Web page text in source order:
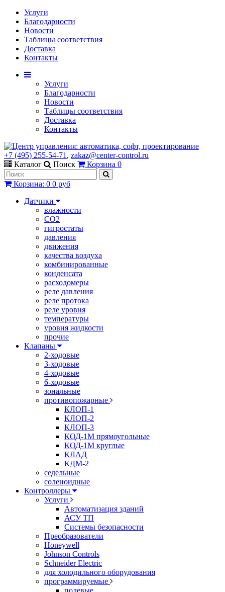
Услуги
Благодарности
Новости
Таблицы соответствия
Доставка
Контакты
Услуги
Благодарности
Новости
Таблицы соответствия
Доставка
Контакты
+7 (495) 255-54-71 , zakaz@center-control.ru
Каталог
Поиск Корзина 0
Корзина: 0 0 руб
Датчики
влажности
CO2
гигростаты
давления
движения
качества воздуха
комбинированные
конденсата
расходомеры
реле давления
реле протока
реле уровня
температуры
уровня жидкости
прочие
Клапаны
2-ходовые
3-ходовые
4-ходовые
6-ходовые
зональные
противопожарные
КЛОП-1
КЛОП-2
КЛОП-3
КОД-1М прямоугольные
КОД-1М круглые
КЛАД
КДМ-2
седельные
соленоидные
Контроллеры
Услуги
Автоматизация зданий
АСУ ТП
Системы безопасности
Преобразователи
Honeywell
Johnson Controls
Schneider Electric
для холодильного оборудования
программируемые
полевые